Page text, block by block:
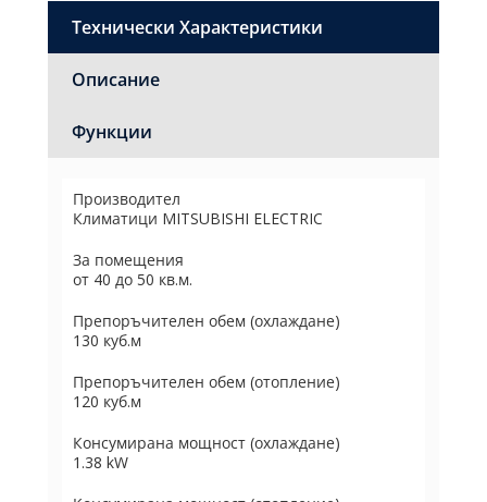
Технически Характеристики
Описание
Функции
Производител
Климатици MITSUBISHI ELECTRIC
За помещения
от 40 до 50 кв.м.
Препоръчителен обем (охлаждане)
130 куб.м
Препоръчителен обем (отопление)
120 куб.м
Консумирана мощност (охлаждане)
1.38 kW